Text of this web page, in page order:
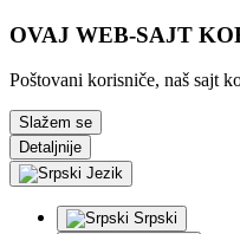
OVAJ WEB-SAJT
Poštovani korisniče, naš sajt
Slažem se
Detaljnije
Jezik
Srpski